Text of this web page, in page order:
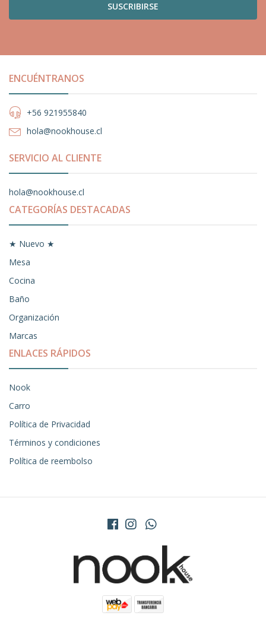
SUSCRIBIRSE
ENCUÉNTRANOS
+56 921955840
hola@nookhouse.cl
SERVICIO AL CLIENTE
hola@nookhouse.cl
CATEGORÍAS DESTACADAS
★ Nuevo ★
Mesa
Cocina
Baño
Organización
Marcas
ENLACES RÁPIDOS
Nook
Carro
Política de Privacidad
Términos y condiciones
Política de reembolso